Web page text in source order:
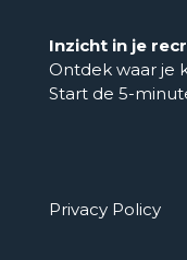
Inzicht in je
Ontdek waar je
Start de 5-
Privacy Policy